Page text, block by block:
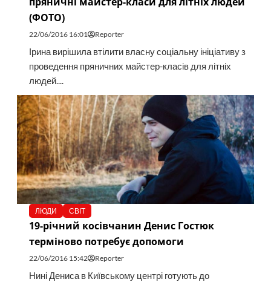
(ФОТО)
22/06/2016 16:01 Reporter
Ірина вирішила втілити власну соціальну ініціативу з
проведення пряничних майстер-класів для літніх
людей....
ЛЮДИ СВІТ
19-річний косівчанин Денис Гостюк
терміново потребує допомоги
22/06/2016 15:42 Reporter
Нині Дениса в Київському центрі готують до